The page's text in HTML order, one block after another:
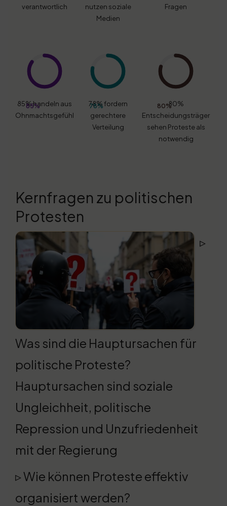
verantwortlich
nutzen soziale
Medien
Fragen
85%
85% handeln aus
Ohnmachtsgefühl
78%
78% fordern
gerechtere
Verteilung
80%80%
Entscheidungsträger
sehen Proteste als
notwendig
Kernfragen zu politischen
Protesten
▹
Was sind die Hauptursachen für
politische Proteste?
Hauptursachen sind soziale
Ungleichheit, politische
Repression und Unzufriedenheit
mit der Regierung
▹ Wie können Proteste effektiv
organisiert werden?